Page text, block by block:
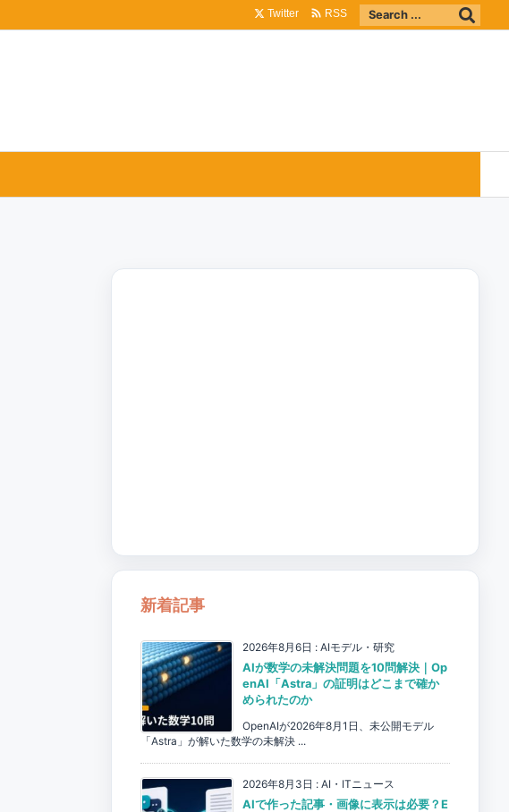
Twitter  RSS
新着記事
2026年8月6日 : AIモデル・研究
AIが数学の未解決問題を10問解決｜Op
enAI「Astra」の証明はどこまで確か
められたのか
OpenAIが2026年8月1日、未公開モデル
「Astra」が解いた数学の未解決 ...
2026年8月3日 : AI・ITニュース
AIで作った記事・画像に表示は必要？E